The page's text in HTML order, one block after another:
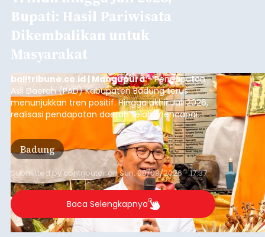
Bupati: Hasil Pariwisata
Dikembalikan untuk
Masyarakat
balitribune.co.id | Mangupura- Pendapatan
Asli Daerah (PAD) Kabupaten Badung terus
menunjukkan tren positif. Hingga akhir Juli 2026,
realisasi pendapatan daerah telah mencapai
Rp4,1 triliun atau rata-rata sekitar Rp730 miliar
per bulan, meningkat signifikan dibandingkan
rata-rata penerimaan sebelumnya yang berkisar
Rp350 miliar hingga Rp400 miliar per bulan.
Badung
Submitted by contributoronSun, 08/09/2026 - 17:37
Baca Selengkapnya